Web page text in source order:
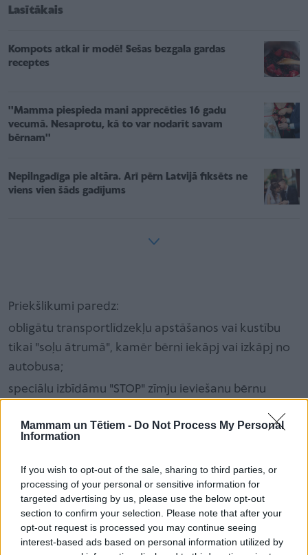
Mammam un Tētiem - Do Not Process My Personal
Information
If you wish to opt-out of the sale, sharing to third parties, or
processing of your personal or sensitive information for
targeted advertising by us, please use the below opt-out
section to confirm your selection. Please note that after your
opt-out request is processed you may continue seeing
interest-based ads based on personal information utilized by
Lasītākais
Kompots atkal ir modē! Sešas bezgala gardas
receptes
''Mamma piespieda mani apprecēties 16 gadu
vecumā. Nesaprotu, kā to var nodarīt savam
bērnam''
Nepilngadīga pie altāra. Arī pērn Latvijā fiksēts ne
viens vien šāds gadījums
Priekšlikumi paredz:
obligātu transportlīdzekļu apstāšanos vai kustību
tikai "soļu ātrumā", kamēr bērni iekāpj vai izkāpj no
autobusa;
speciālu izbīdāmu "STOP" zīmju ieviešanu bērnu
stingrākus drošības protokolus un autovadītāju
valsts informatīvās kampaņas;
vienotus drošības standartus pašvaldību iepirkumos.
Iniciatīva balstīta starptautiskā praksē – līdzīga